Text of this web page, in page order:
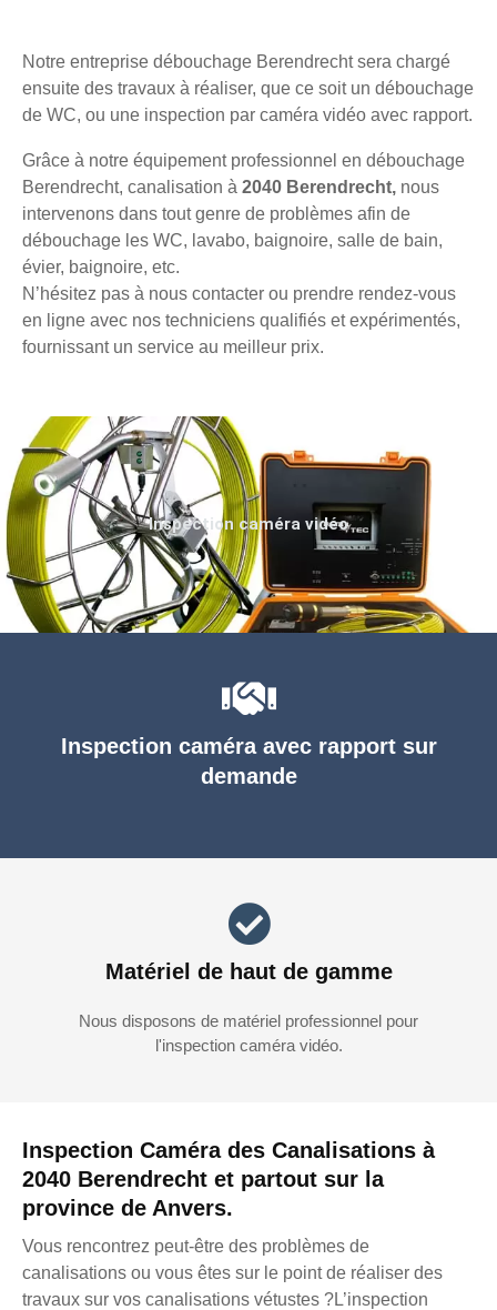
Notre entreprise débouchage Berendrecht sera chargé
ensuite des travaux à réaliser, que ce soit un débouchage
de WC, ou une inspection par caméra vidéo avec rapport.
Grâce à notre équipement professionnel en débouchage
Berendrecht, canalisation à 2040 Berendrecht, nous
intervenons dans tout genre de problèmes afin de
débouchage les WC, lavabo, baignoire, salle de bain,
évier, baignoire, etc.
N’hésitez pas à nous contacter ou prendre rendez-vous
en ligne avec nos techniciens qualifiés et expérimentés,
fournissant un service au meilleur prix.
Inspection Caméra des Canalisations à
2040 Berendrecht et partout sur la
province de Anvers.
Vous rencontrez peut-être des problèmes de
canalisations ou vous êtes sur le point de réaliser des
travaux sur vos canalisations vétustes ?L’inspection
Inspection caméra avec rapport sur
demande
Matériel de haut de gamme
Nous disposons de matériel professionnel pour
l'inspection caméra vidéo.
Inspection caméra vidéo